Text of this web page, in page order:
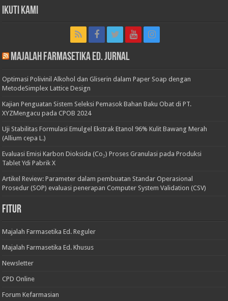
Ikuti Kami
Majalah Farmasetika Ed. Jurnal
Optimasi Polivinil Alkohol dan Gliserin dalam Paper Soap dengan
MetodeSimplex Lattice Design
Kajian Penguatan Sistem Seleksi Pemasok Bahan Baku Obat di PT.
XYZMengacu pada CPOB 2024
Uji Stabilitas Formulasi Emulgel Ekstrak Etanol 96% Kulit Bawang Merah
(Allium cepa L.)
Evaluasi Emisi Karbon Dioksida (Co₂) Proses Granulasi pada Produksi
Tablet Ydi Pabrik X
Artikel Review: Parameter dalam pembuatan Standar Operasional
Prosedur (SOP) evaluasi penerapan Computer System Validation (CSV)
Fitur
Majalah Farmasetika Ed. Reguler
Majalah Farmasetika Ed. Khusus
Newsletter
CPD Online
Forum Kefarmasian